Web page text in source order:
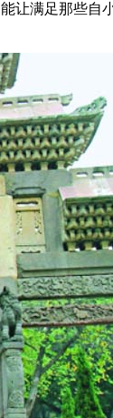
让满足那些